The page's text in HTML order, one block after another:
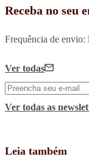
Receba no seu
Frequência de envio:
Ver todas
Ver todas as
Leia também